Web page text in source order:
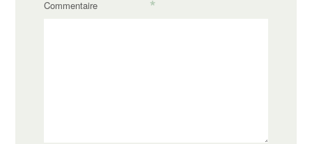
Commentaire *